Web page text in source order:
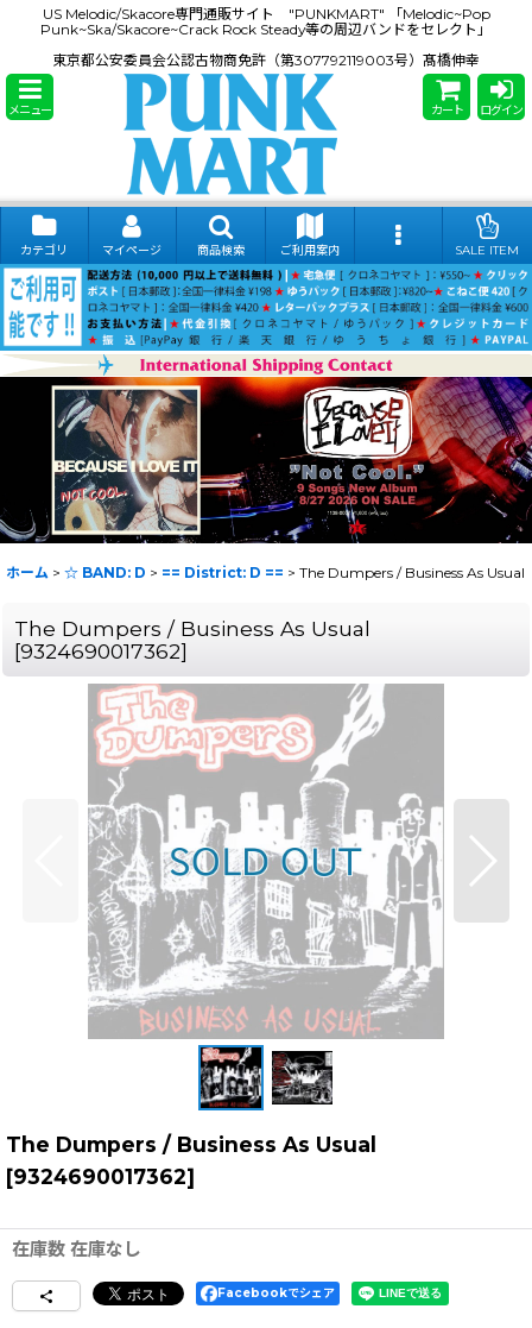
US Melodic/Skacore専門通販サイト "PUNKMART" 「Melodic~Pop
Punk~Ska/Skacore~Crack Rock Steady等の周辺バンドをセレクト」
東京都公安委員会公認古物商免許（第307792119003号）髙橋伸幸
メニュー カート ログイン
カテゴリ マイページ 商品検索 ご利用案内 SALE ITEM
ホーム > ☆ BAND: D > == District: D == > The Dumpers / Business As Usual
The Dumpers / Business As Usual
[9324690017362]
The Dumpers / Business As Usual
[9324690017362]
在庫数 在庫なし
Facebookでシェア